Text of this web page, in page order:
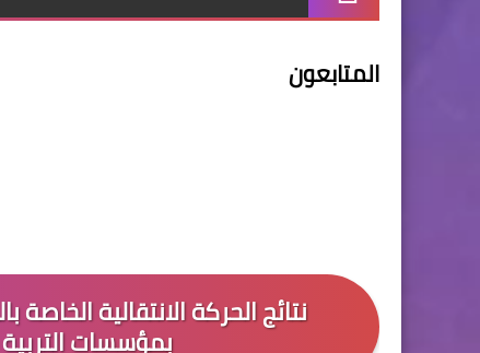
المتابعون
​نتائج الحركة الانتقالية
بمؤسسات التربية